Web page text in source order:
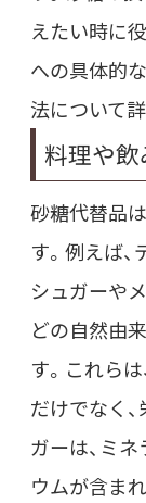
えたい時に
への具体的
法について
料理や
砂糖代替品
す。例えば
シュガーや
どの自然由
す。これら
だけでなく
ガーは、ミ
ウムが含ま